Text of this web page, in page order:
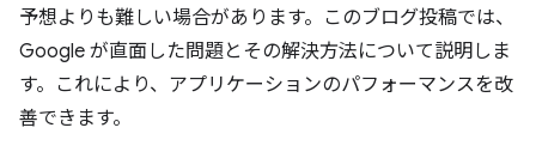
予想よりも難しい場合があります。このブログ投稿では、
Google が直面した問題とその解決方法について説明しま
す。これにより、アプリケーションのパフォーマンスを改
善できます。